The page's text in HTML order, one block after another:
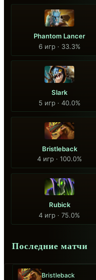
Phantom Lancer
6 игр · 33.3%
Slark
5 игр · 40.0%
Bristleback
4 игр · 100.0%
Rubick
4 игр · 75.0%
Последние матчи
Bristleback